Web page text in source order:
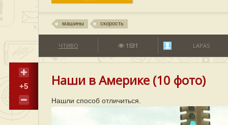
машины скорость
ЧТИВО 1531 LAPAS
+5 Наши в Америке (10 фото)
Нашли способ отличиться.